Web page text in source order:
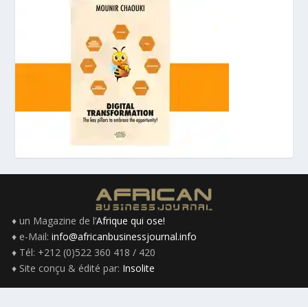
♦ un Magazine de l’Afrique qui ose!
♦ e-Mail: info@africanbusinessjournal.info
♦ Tél: +212 (0)522 360 418 / 420
♦ Site conçu & édité par: Insolite